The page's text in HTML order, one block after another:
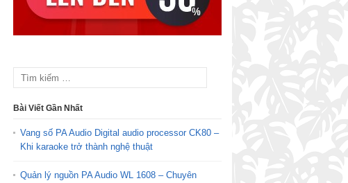
Bài Viết Gần Nhất
Vang số PA Audio Digital audio processor CK80 –
Khi karaoke trở thành nghệ thuật
Quản lý nguồn PA Audio WL 1608 – Chuyên